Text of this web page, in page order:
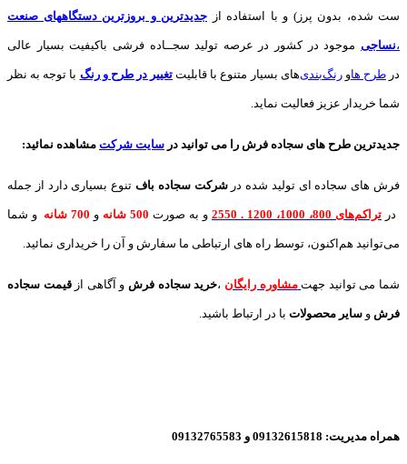
ست شده، بدون پرز) و با استفاده از جدیدترین و بروزترین دستگاههای صنعت
نساجی، موجود در کشور در عرصه تولید سجــاده فرشی باکیفیت بسیار عالی
درطرح هاو
رنگ‌بندی‌ های بسیار متنوع با قابلیت تغییر در طرح و رنگ با توجه به نظر
شما خریدار عزیز فعالیت نماید.
جدیدترین طرح های سجاده فرش را می توانید در سایت شرکت مشاهده نمائید:
فرش های سجاده ای تولید شده درشرکت سجاده باف تنوع بسیاری دارد از جمله
در تراکم‌های 800، 1000، 1200 . 2550 و به صورت 500 شانه و 700 شانه و شما
می‌توانید هم‌اکنون، توسط راه های ارتباطی ما سفارش و آن را خریداری نمائید.
شما می توانید جهت مشاوره رایگان ،خرید سجاده فرش و آگاهی ازقیمت سجاده
فرش و سایر محصولات با در ارتباط باشید.
همراه مدیریت: 09132615818 و 09132765583